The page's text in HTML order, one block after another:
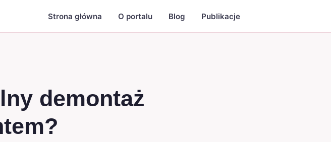
Strona główna O portalu Blog Publikacje
demontaż